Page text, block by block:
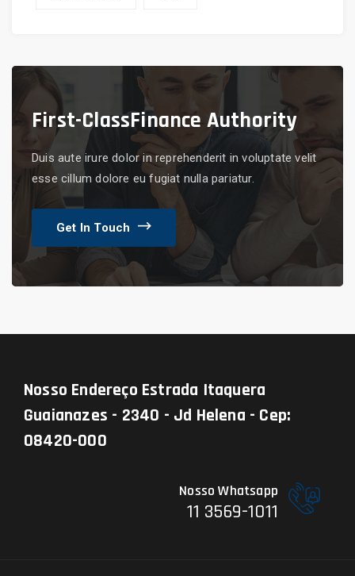
First-ClassFinance Authority
Duis aute irure dolor in reprehenderit in voluptate velit
esse cillum dolore eu fugiat nulla pariatur.
Get In Touch
Nosso Endereço Estrada Itaquera
Guaianazes - 2340 - Jd Helena - Cep:
08420-000
Nosso Whatsapp
11 3569-1011